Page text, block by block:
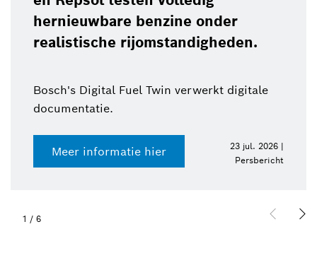
hernieuwbare benzine onder
realistische rijomstandigheden.
Bosch's Digital Fuel Twin verwerkt digitale
documentatie.
Meer informatie hier
23 jul. 2026 |
Persbericht
1 / 6